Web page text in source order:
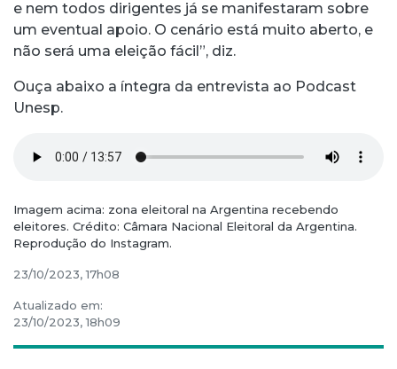
e nem todos dirigentes já se manifestaram sobre
um eventual apoio. O cenário está muito aberto, e
não será uma eleição fácil”, diz.
Ouça abaixo a íntegra da entrevista ao Podcast
Unesp.
Imagem acima: zona eleitoral na Argentina recebendo
eleitores. Crédito: Câmara Nacional Eleitoral da Argentina.
Reprodução do Instagram.
23/10/2023, 17h08
Atualizado em:
23/10/2023, 18h09